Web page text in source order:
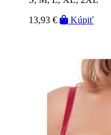
13,93 €
Kúpiť